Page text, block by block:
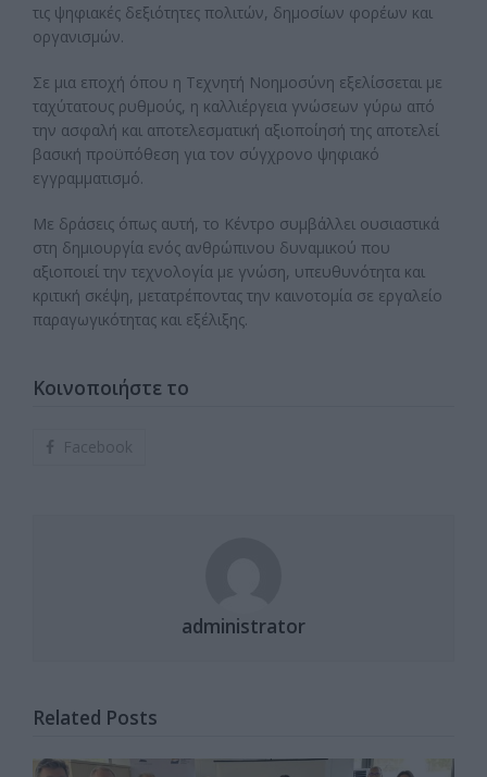
τις ψηφιακές δεξιότητες πολιτών, δημοσίων φορέων και
οργανισμών.
Σε μια εποχή όπου η Τεχνητή Νοημοσύνη εξελίσσεται με
ταχύτατους ρυθμούς, η καλλιέργεια γνώσεων γύρω από
την ασφαλή και αποτελεσματική αξιοποίησή της αποτελεί
βασική προϋπόθεση για τον σύγχρονο ψηφιακό
εγγραμματισμό.
Με δράσεις όπως αυτή, το Κέντρο συμβάλλει ουσιαστικά
στη δημιουργία ενός ανθρώπινου δυναμικού που
αξιοποιεί την τεχνολογία με γνώση, υπευθυνότητα και
κριτική σκέψη, μετατρέποντας την καινοτομία σε εργαλείο
παραγωγικότητας και εξέλιξης.
Κοινοποιήστε το
Facebook
administrator
Related Posts